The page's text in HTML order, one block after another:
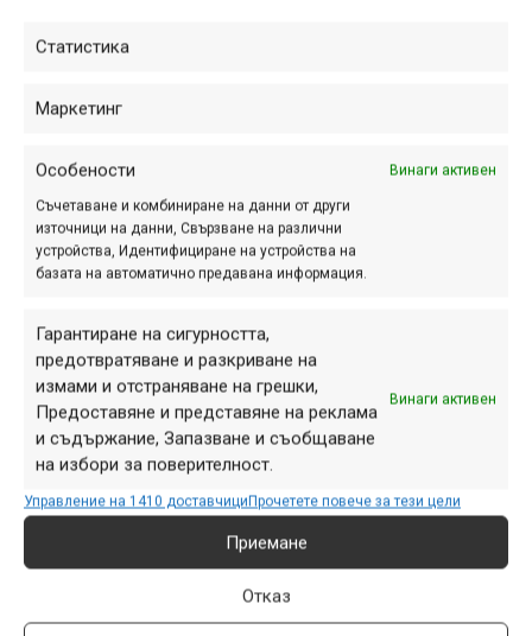
Статистика
Маркетинг
Особености Винаги активен
Съчетаване и комбиниране на данни от други
източници на данни, Свързване на различни
устройства, Идентифициране на устройства на
базата на автоматично предавана информация.
Гарантиране на сигурността,
предотвратяване и разкриване на
измами и отстраняване на грешки,
Предоставяне и представяне на реклама
и съдържание, Запазване и съобщаване
на избори за поверителност.
Винаги активен
Управление на 1410 доставчициПрочетете повече за тези цели
Приемане
Отказ
Българска федерация колоездене
(БФК) обяви състезателите, които
оглавяват ранглистата за 2020 г.
Отбори и състезатели
2021, част 3
фев. 01, 2021 at 11:51.
Ето, че се събра материал и за трета
статия с промени в спонсорите и
отборите. Тя вероятно ще е
последната за тази година.